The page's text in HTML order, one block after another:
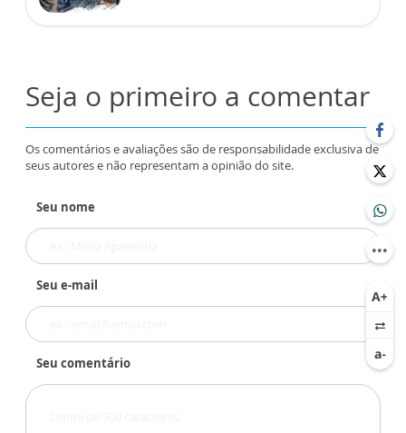
Seja o primeiro a comentar
Os comentários e avaliações são de responsabilidade exclusiva de
seus autores e não representam a opinião do site.
Seu nome
Seu e-mail
Seu comentário